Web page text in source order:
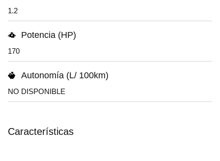
1.2
Potencia (HP)
170
Autonomía (L/ 100km)
NO DISPONIBLE
Características